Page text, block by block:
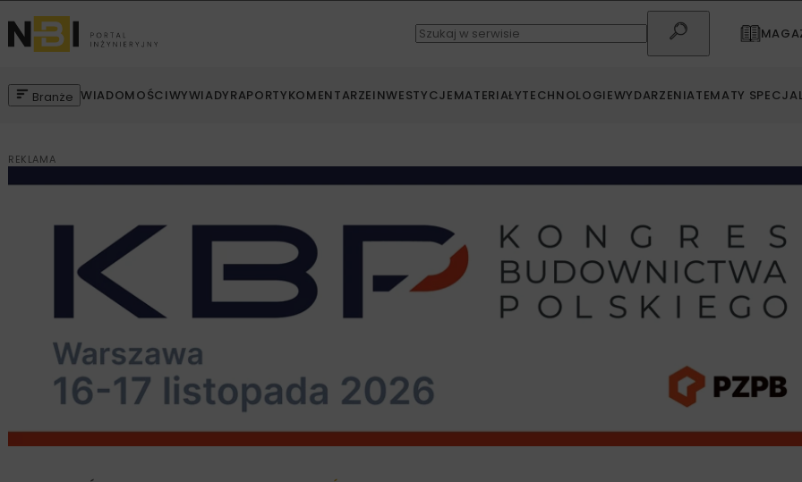
Branże WIADOMOŚCIWYWIADYRAPORTYKOMENTARZEINWESTYCJEMATERIAŁYTECHNOLOGIEWYDARZENIATEMATY
REKLAMA